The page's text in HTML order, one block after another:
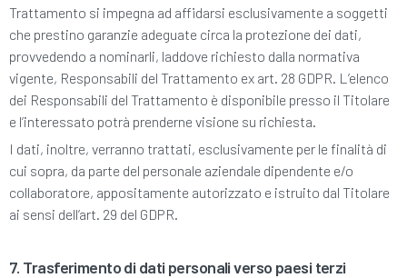
Trattamento si impegna ad affidarsi esclusivamente a soggetti
che prestino garanzie adeguate circa la protezione dei dati,
provvedendo a nominarli, laddove richiesto dalla normativa
vigente, Responsabili del Trattamento ex art. 28 GDPR. L’elenco
dei Responsabili del Trattamento è disponibile presso il Titolare
e l’interessato potrà prenderne visione su richiesta.
I dati, inoltre, verranno trattati, esclusivamente per le finalità di
cui sopra, da parte del personale aziendale dipendente e/o
collaboratore, appositamente autorizzato e istruito dal Titolare
ai sensi dell’art. 29 del GDPR.
7. Trasferimento di dati personali verso paesi terzi